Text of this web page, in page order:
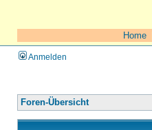
Home
Anmelden
Foren-Übersicht